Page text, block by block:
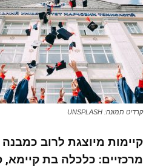
קרדיט תמונה: UNSPLASH
קיימות מיוצגת לרוב
מרכזיים: כלכלה בת קיימא,